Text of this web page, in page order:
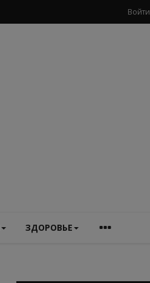
Войти
ЗДОРОВЬЕ